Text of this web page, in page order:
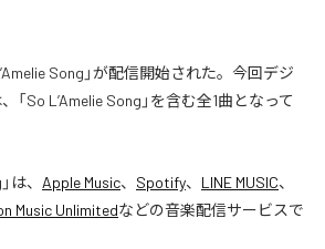
Song」が配信開始された。今回デジ
「So L’Amelie Song」を含む全1曲となって
」は、 Apple Music、 Spotify、 LINE MUSIC、
Music Unlimitedなどの音楽配信サービスで